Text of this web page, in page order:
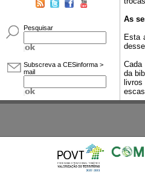
Pesquisar
Subscreva a CESinforma >
mail